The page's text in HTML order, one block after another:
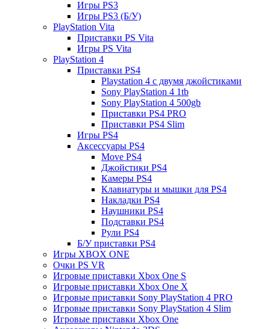
Игры PS3
Игры PS3 (Б/У)
PlayStation Vita
Приставки PS Vita
Игры PS Vita
PlayStation 4
Приставки PS4
Playstation 4 с двумя джойстиками
Sony PlayStation 4 1tb
Sony PlayStation 4 500gb
Приставки PS4 PRO
Приставки PS4 Slim
Игры PS4
Аксессуары PS4
Move PS4
Джойстики PS4
Камеры PS4
Клавиатуры и мышки для PS4
Накладки PS4
Наушники PS4
Подставки PS4
Рули PS4
Б/У приставки PS4
Игры XBOX ONE
Очки PS VR
Игровые приставки Xbox One S
Игровые приставки Xbox One X
Игровые приставки Sony PlayStation 4 PRO
Игровые приставки Sony PlayStation 4 Slim
Игровые приставки Xbox One